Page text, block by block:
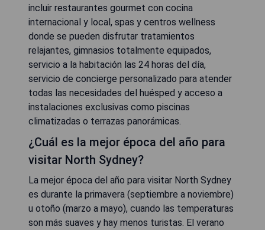
incluir restaurantes gourmet con cocina
internacional y local, spas y centros wellness
donde se pueden disfrutar tratamientos
relajantes, gimnasios totalmente equipados,
servicio a la habitación las 24 horas del día,
servicio de concierge personalizado para atender
todas las necesidades del huésped y acceso a
instalaciones exclusivas como piscinas
climatizadas o terrazas panorámicas.
¿Cuál es la mejor época del año para
visitar North Sydney?
La mejor época del año para visitar North Sydney
es durante la primavera (septiembre a noviembre)
u otoño (marzo a mayo), cuando las temperaturas
son más suaves y hay menos turistas. El verano